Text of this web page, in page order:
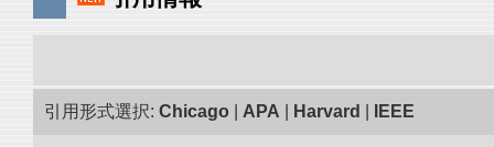
引用形式選択: Chicago APA Harvard IEEE